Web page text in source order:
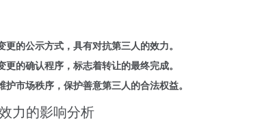
的公示方式，具有对抗第三人的效力。
的确认程序，标志着转让的最终完成。
市场秩序，保护善意第三人的合法权益。
力的影响分析